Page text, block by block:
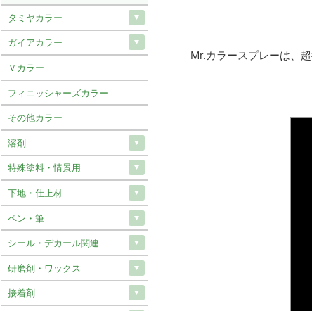
Mr.カラースプレーは、
タミヤカラー
ガイアカラー
Ｖカラー
フィニッシャーズカラー
その他カラー
溶剤
特殊塗料・情景用
下地・仕上材
ペン・筆
シール・デカール関連
研磨剤・ワックス
接着剤